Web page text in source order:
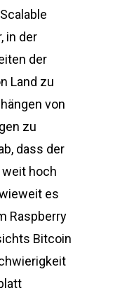
in der
der
Land zu
von
zu
dass der
hoch
es
Raspberry
Bitcoin